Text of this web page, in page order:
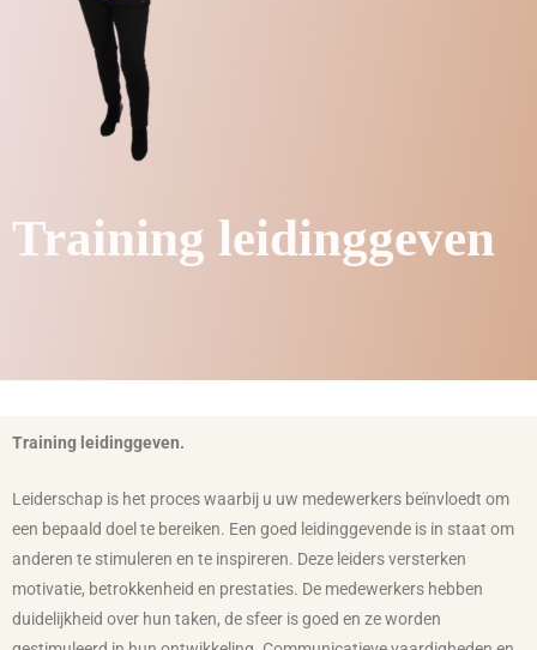
Training leidinggeven
Training leidinggeven.
Leiderschap is het proces waarbij u uw medewerkers beïnvloedt om
een bepaald doel te bereiken. Een goed leidinggevende is in staat om
anderen te stimuleren en te inspireren. Deze leiders versterken
motivatie, betrokkenheid en prestaties. De medewerkers hebben
duidelijkheid over hun taken, de sfeer is goed en ze worden